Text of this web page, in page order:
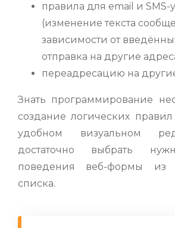
правила для email и
(изменение текста
зависимости от
отправка на другие
переадресацию на
Знать программирование
создание логических
удобном визуальном
достаточно выбрать
поведения веб-формы из
списка.